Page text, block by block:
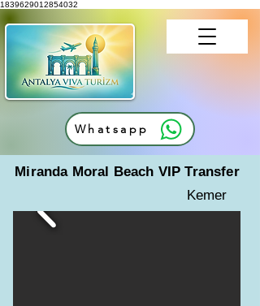
1839629012854032
Whatsapp
Miranda Moral Beach VIP Transfer
Kemer